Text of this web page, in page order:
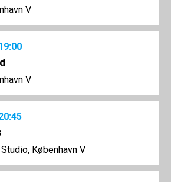
V
V
Studio, København V